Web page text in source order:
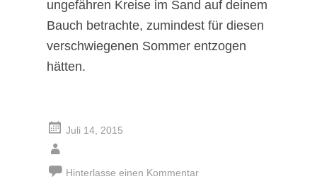
ungefähren Kreise im Sand auf deinem
Bauch betrachte, zumindest für diesen
verschwiegenen Sommer entzogen
hätten.
Juli 14, 2015
Hinterlasse einen Kommentar